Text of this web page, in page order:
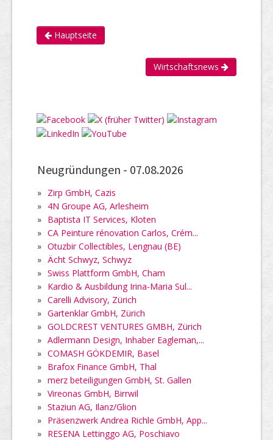
Hauptseite
Wirtschaftsnews
Neugründungen - 07.08.2026
» Zirp GmbH, Cazis
» 4N Groupe AG, Arlesheim
» Baptista IT Services, Kloten
» CA Peinture rénovation Carlos, Crém...
» Otuzbir Collectibles, Lengnau (BE)
» Ächt Schwyz, Schwyz
» Swiss Plattform GmbH, Cham
» Kardio & Ausbildung Irina-Maria Sul...
» Carelli Advisory, Zürich
» Gartenklar GmbH, Zürich
» GOLDCREST VENTURES GMBH, Zürich
» Adlermann Design, Inhaber Eagleman,...
» COMASH GÖKDEMIR, Basel
» Brafox Finance GmbH, Thal
» merz beteiligungen GmbH, St. Gallen
» Vireonas GmbH, Birrwil
» Staziun AG, Ilanz/Glion
» Präsenzwerk Andrea Richle GmbH, App...
» RESENA Lettinggo AG, Poschiavo